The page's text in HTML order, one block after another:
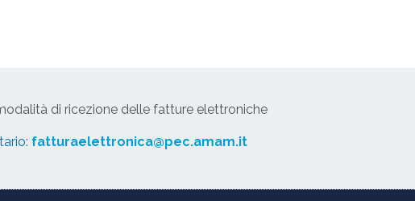
di ricezione delle fatture elettroniche
fatturaelettronica@pec.amam.it